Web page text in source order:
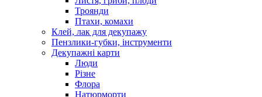
Троянди
Птахи, комахи
Клей, лак для декупажу
Пензлики-губки, інструменти
Декупажні карти
Люди
Різне
Флора
Натюрморти